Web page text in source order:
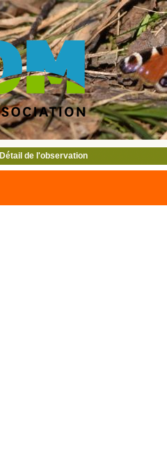
Détail de l'observation